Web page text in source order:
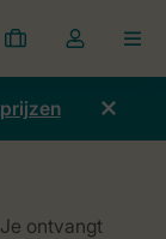
Mijn
boekingen
Open
de
dropdown
ontvangt